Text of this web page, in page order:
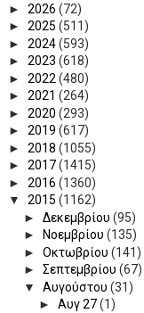
► 2026 (72)
► 2025 (511)
► 2024(593)
► 2023 (618)
► 2022 (480)
► 2021 (264)
► 2020 (293)
► 2019 (617)
► 2018 (1055)
► 2017(1415)
► 2016 (1360)
▼ 2015 (1162)
► Δεκεμβρίου (95)
►
Νοεμβρίου (135)
► Οκτωβρίου (141)
► Σεπτεμβρίου (67)
▼ Αυγούστου (31)
► Αυγ 27(1)